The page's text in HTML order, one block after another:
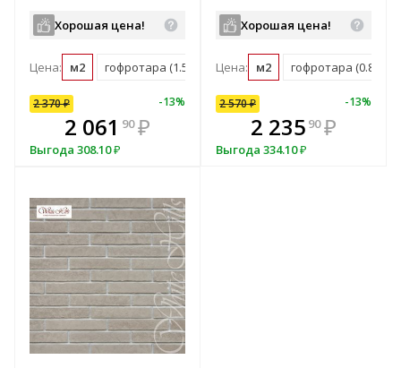
Хорошая цена!
Цена: м2 гофротара (1.52 м2)
2 370₽ -13%
2 061 90 ₽
Выгода 308.10₽
В комплекте
всегда выгоднее!
Хорошая цена!
Цена: м2 гофротара (0.88 м2)
7% 2 570 -
2 31300
Выгода257
2 570₽ -13%
2 235 90 ₽
Выгода 334.10₽